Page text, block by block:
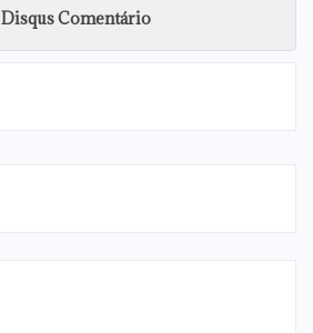
Disqus Comentário